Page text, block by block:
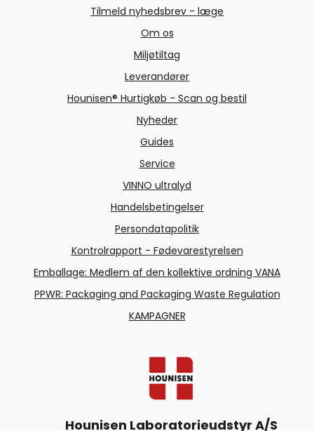
Tilmeld nyhedsbrev - læge
Om os
Miljøtiltag
Leverandører
Hounisen® Hurtigkøb - Scan og bestil
Nyheder
Guides
Service
VINNO ultralyd
Handelsbetingelser
Persondatapolitik
Kontrolrapport - Fødevarestyrelsen
Emballage: Medlem af den kollektive ordning VANA
PPWR: Packaging and Packaging Waste Regulation
KAMPAGNER
Hounisen Laboratorieudstyr A/S